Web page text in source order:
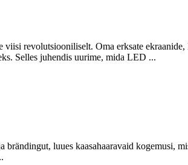
revolutsiooniliselt. Oma erksate
Selles juhendis uurime, mida LED ...
luues kaasahaaravaid kogemusi,